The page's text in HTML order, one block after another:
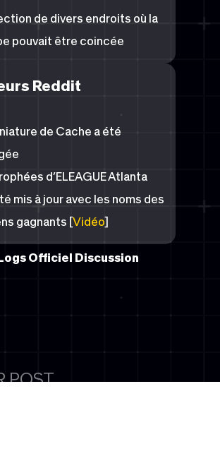
de divers endroits où la
pouvait être coincée
Reddit
de Cache a été
d’ELEAGUE Atlanta
mis à jour avec les noms des
gagnants [Vidéo]
Officiel Discussion
POST